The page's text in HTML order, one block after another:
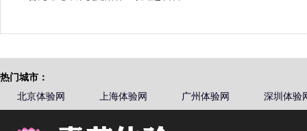
热门城市：
北京体验网
上海体验网 广州体验网 深圳体验